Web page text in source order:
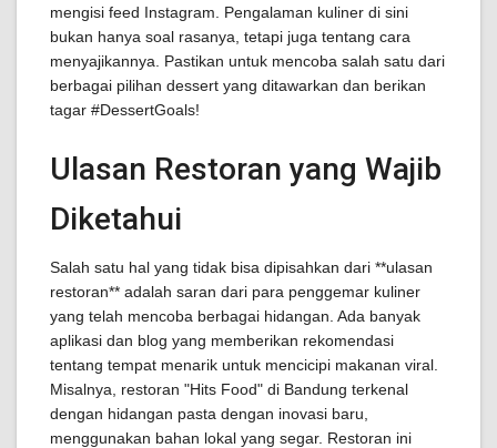
mengisi feed Instagram. Pengalaman kuliner di sini
bukan hanya soal rasanya, tetapi juga tentang cara
menyajikannya. Pastikan untuk mencoba salah satu dari
berbagai pilihan dessert yang ditawarkan dan berikan
tagar #DessertGoals!
Ulasan Restoran yang Wajib
Diketahui
Salah satu hal yang tidak bisa dipisahkan dari **ulasan
restoran** adalah saran dari para penggemar kuliner
yang telah mencoba berbagai hidangan. Ada banyak
aplikasi dan blog yang memberikan rekomendasi
tentang tempat menarik untuk mencicipi makanan viral.
Misalnya, restoran "Hits Food" di Bandung terkenal
dengan hidangan pasta dengan inovasi baru,
menggunakan bahan lokal yang segar. Restoran ini